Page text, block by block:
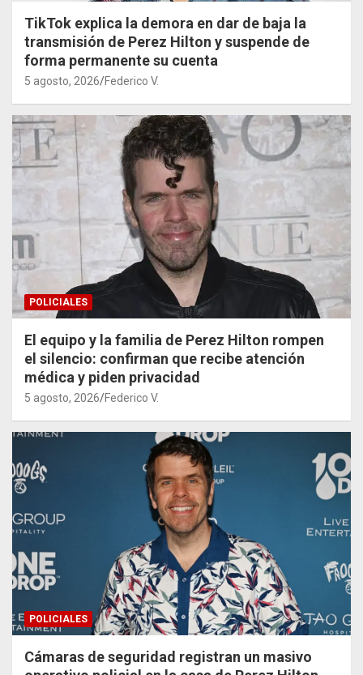
TikTok explica la demora en dar de baja la
transmisión de Perez Hilton y suspende de
forma permanente su cuenta
5 agosto, 2026 Federico V.
POLICIALES
El equipo y la familia de Perez Hilton rompen
el silencio: confirman que recibe atención
médica y piden privacidad
5 agosto, 2026 Federico V.
POLICIALES
Cámaras de seguridad registran un masivo